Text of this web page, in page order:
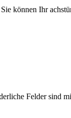
können Ihr
Felder sind